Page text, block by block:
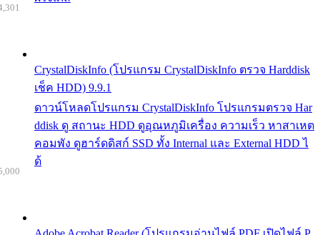
CrystalDiskInfo (โปรแกรม CrystalDiskInfo ตรวจ Harddisk
เช็ค HDD) 9.9.1
ดาวน์โหลดโปรแกรม CrystalDiskInfo โปรแกรมตรวจ Har
ddisk ดู สถานะ HDD ดูอุณหภูมิเครื่อง ความเร็ว หาสาเหต
คอมพัง ดูฮาร์ดดิสก์ SSD ทั้ง Internal และ External HDD ไ
ด้